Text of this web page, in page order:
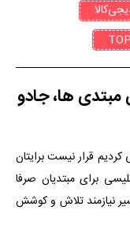
مبتدی ها، جادو
کردیم قرار نیست برایتان
برای مبتدیان صرفا
نیازمند تلاش و کوشش